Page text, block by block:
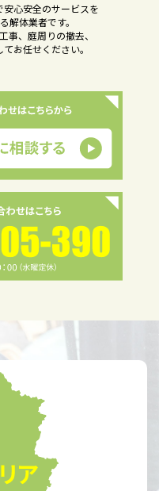
心安全のサービスを
解体業者です。
事、庭周りの撤去、
お任せください。